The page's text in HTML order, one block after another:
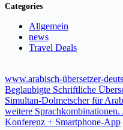
Categories
Allgemein
news
Travel Deals
www.arabisch-übersetzer-
Beglaubigte Schriftliche
Simultan-Dolmetscher für
weitere
Konferenz + Smartphone-App